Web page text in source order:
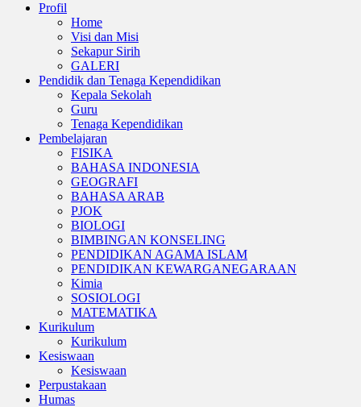
Profil
Home
Visi dan Misi
Sekapur Sirih
GALERI
Pendidik dan Tenaga Kependidikan
Kepala Sekolah
Guru
Tenaga Kependidikan
Pembelajaran
FISIKA
BAHASA INDONESIA
GEOGRAFI
BAHASA ARAB
PJOK
BIOLOGI
BIMBINGAN KONSELING
PENDIDIKAN AGAMA ISLAM
PENDIDIKAN KEWARGANEGARAAN
Kimia
SOSIOLOGI
MATEMATIKA
Kurikulum
Kurikulum
Kesiswaan
Kesiswaan
Perpustakaan
Humas